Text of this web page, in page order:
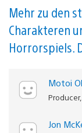
Mehr zu den
Charakteren
Horrorspiels.
Motoi
Jon